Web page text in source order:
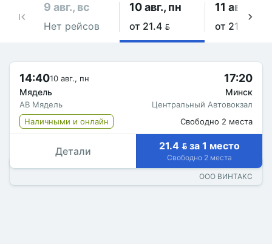
9 авг., вс
Нет рейсов
10 авг., пн
от 21.4 
11 авг., вт
от 21.4 
14:4010 авг., пн
Мядель
АВ Мядель
17:20
Минск
Центральный Автовокзал
Наличными и онлайн
Свободно 2 места
Детали 21.4  за 1 место
Свободно 2 места
ООО ВИНТАКС